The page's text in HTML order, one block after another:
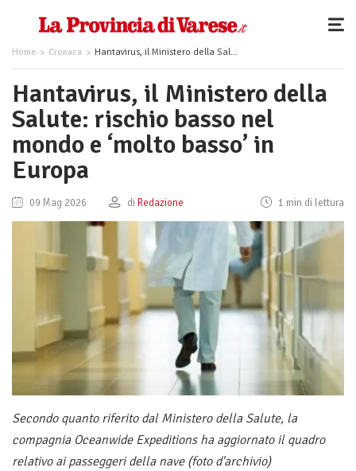
Home Cronaca Hantavirus, il Ministero della Salute: rischio basso nel mondo e ‘molto basso’ in Europa
Hantavirus, il Ministero della
Salute: rischio basso nel
mondo e ‘molto basso’ in
Europa
09 Mag 2026 di Redazione 1 min di lettura
Secondo quanto riferito dal Ministero della Salute, la
compagnia Oceanwide Expeditions ha aggiornato il quadro
relativo ai passeggeri della nave (foto d'archivio)